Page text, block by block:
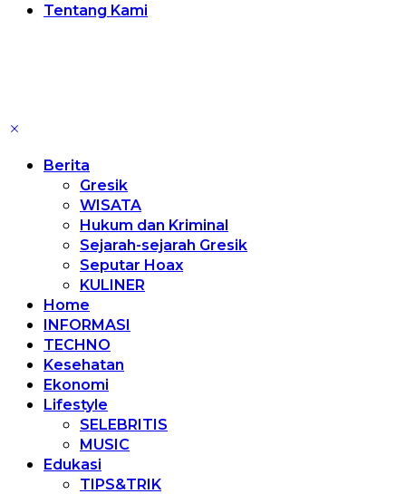
Tentang Kami
Berita
Gresik
WISATA
Hukum dan Kriminal
Sejarah-sejarah Gresik
Seputar Hoax
KULINER
Home
INFORMASI
TECHNO
Kesehatan
Ekonomi
Lifestyle
SELEBRITIS
MUSIC
Edukasi
TIPS&TRIK